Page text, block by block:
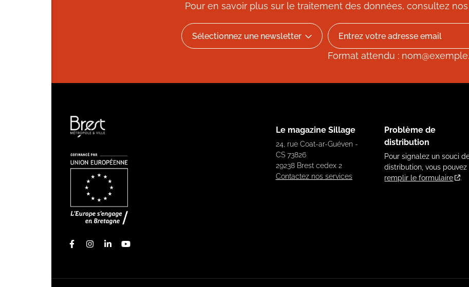
Pour en savoir plus sur le traitement des données, consultez
Format attendu :
FacebookInstagram
LinkedinYoutube
Le magazine Sillage
24, rue Coat-ar-Guéven -
CS 73826
29238 Brest cedex 2
Contactez nos services
Problème de
distribution
Pour signalez un souci
distribution, vous pouvez
remplir le formulaire
.